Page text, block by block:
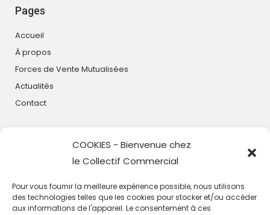
COOKIES - Bienvenue chez
le Collectif Commercial
Pour vous fournir la meilleure expérience possible, nous utilisons
des technologies telles que les cookies pour stocker et/ou accéder
aux informations de l'appareil. Le consentement à ces
Pages
Accueil
À propos
Forces de Vente Mutualisées
Actualités
Contact
Coordonées
03.62.81.81.81
contact@collectifcommercial.fr